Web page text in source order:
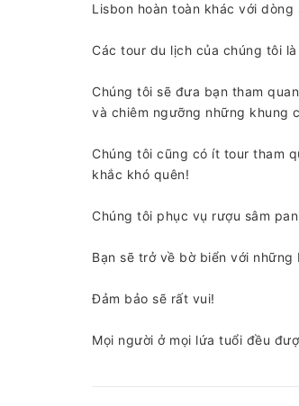
Lisbon hoàn toàn khác với dòng
Các tour du lịch của chúng tôi
Chúng tôi sẽ đưa bạn tham
và chiêm ngưỡng những khung
Chúng tôi cũng có ít tour tham
khắc khó quên!
Chúng tôi phục vụ rượu sâm
Bạn sẽ trở về bờ biển với
Đảm bảo sẽ rất vui!
Mọi người ở mọi lứa tuổi đều